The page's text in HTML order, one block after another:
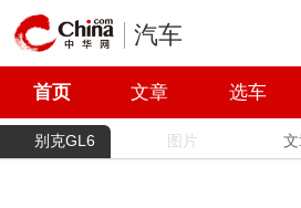
汽车
首页 文章 选车
别克GL6 图片